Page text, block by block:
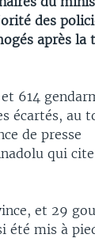
des
après la
614
écartés, au
de presse
qui
et 29
été mis à